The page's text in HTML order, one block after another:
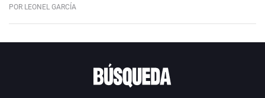
POR LEONEL GARCÍA